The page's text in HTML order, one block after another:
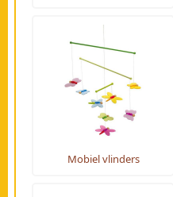
Mobiel vlinders